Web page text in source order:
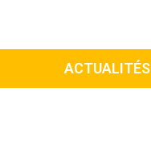
ACTUALITÉS